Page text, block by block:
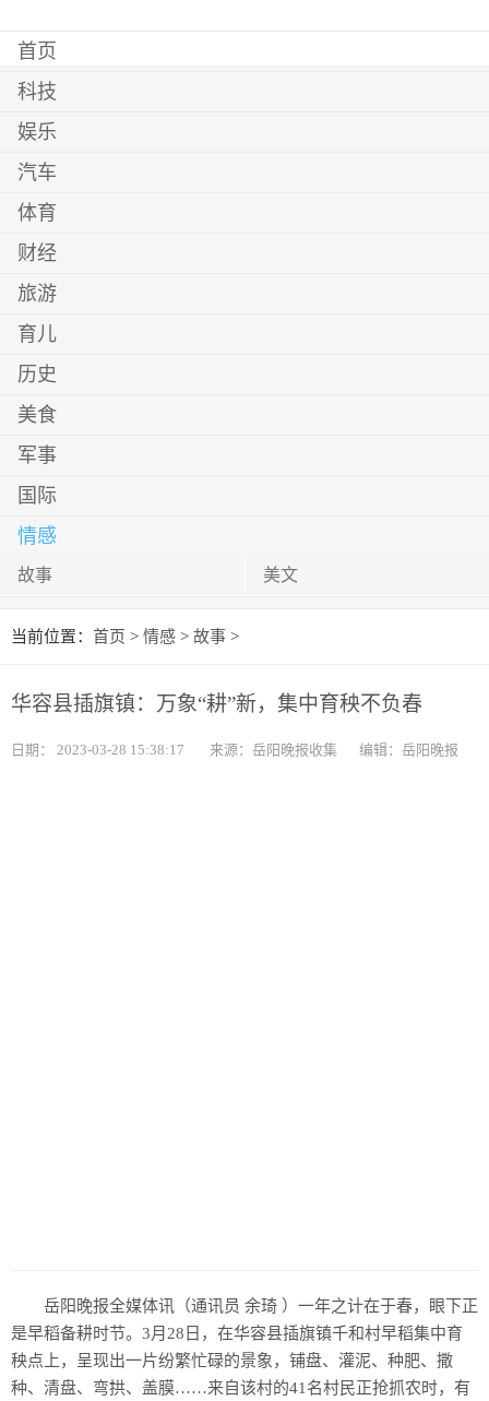
首页
科技
娱乐
汽车
体育
财经
旅游
育儿
历史
美食
军事
国际
情感
故事 美文
当前位置： 首页 > 情感 > 故事 >
华容县插旗镇：万象“耕”新，集中育秧不负春
日期： 2023-03-28 15:38:17 来源：岳阳晚报收集 编辑：岳阳晚报
岳阳晚报全媒体讯（通讯员 余琦 ）一年之计在于春，眼下正
是早稻备耕时节。3月28日，在华容县插旗镇千和村早稻集中育
秧点上，呈现出一片纷繁忙碌的景象，铺盘、灌泥、种肥、撒
种、清盘、弯拱、盖膜……来自该村的41名村民正抢抓农时，有